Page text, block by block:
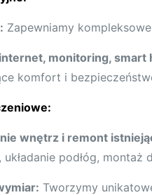
Zapewniamy
monitoring, smart
komfort i
wnętrz i remont
układanie podłóg,
Tworzymy